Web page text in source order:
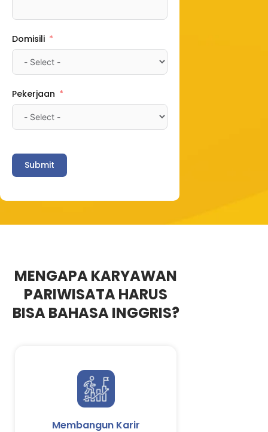
Domisili
Pekerjaan
Submit
MENGAPA KARYAWAN
PARIWISATA HARUS
BISA BAHASA INGGRIS?
Membangun Karir